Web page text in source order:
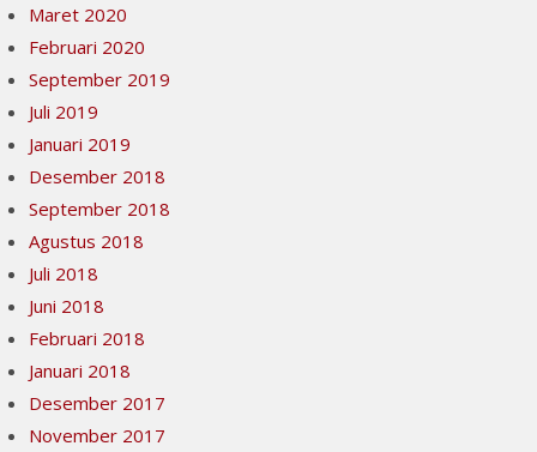
Maret 2020
Februari 2020
September 2019
Juli 2019
Januari 2019
Desember 2018
September 2018
Agustus 2018
Juli 2018
Juni 2018
Februari 2018
Januari 2018
Desember 2017
November 2017